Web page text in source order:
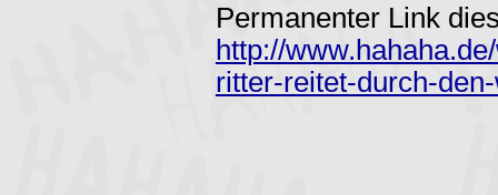
Permanenter Link
http://
ritter-reitet-durch-